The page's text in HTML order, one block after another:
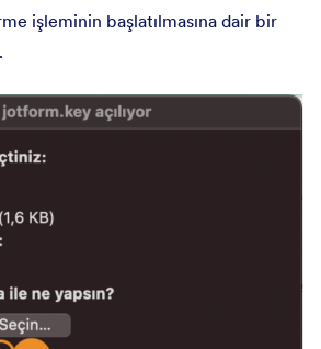
işleminin başlatılmasına dair bir